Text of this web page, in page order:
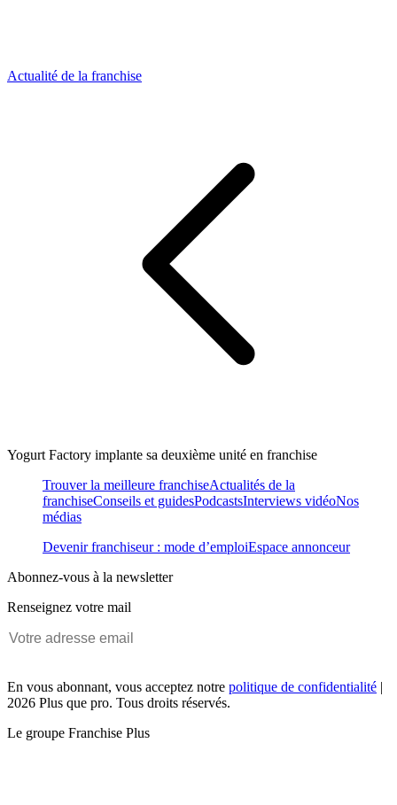
Actualité de la franchise
Yogurt Factory implante sa deuxième unité en franchise
Trouver la meilleure franchiseActualités de la
franchiseConseils et guidesPodcastsInterviews vidéoNos
médias
Devenir franchiseur : mode d’emploiEspace annonceur
Abonnez-vous à la newsletter
Renseignez votre mail
En vous abonnant, vous acceptez notre politique de confidentialité |
2026 Plus que pro. Tous droits réservés.
Le groupe Franchise Plus